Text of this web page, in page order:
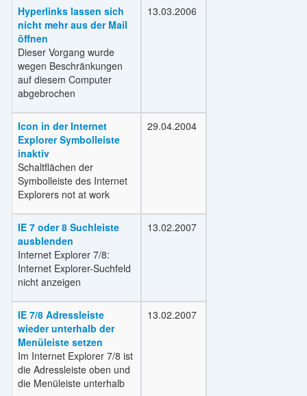
Hyperlinks lassen sich
nicht mehr aus der Mail
öffnen
Dieser Vorgang wurde
wegen Beschränkungen
auf diesem Computer
abgebrochen
13.03.2006
Icon in der Internet
Explorer Symbolleiste
inaktiv
Schaltflächen der
Symbolleiste des Internet
Explorers not at work
29.04.2004
IE 7 oder 8 Suchleiste
ausblenden
Internet Explorer 7/8:
Internet Explorer-Suchfeld
nicht anzeigen
13.02.2007
IE 7/8 Adressleiste
wieder unterhalb der
Menüleiste setzen
Im Internet Explorer 7/8 ist
die Adressleiste oben und
die Menüleiste unterhalb
13.02.2007